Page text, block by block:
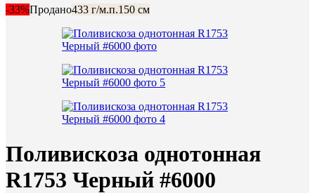
-33%Продано433 г/м.п.150 см
Поливискоза однотонная
R1753 Черный #6000